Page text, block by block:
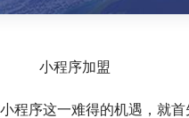
小程序加盟
序这一难得的机遇，就首